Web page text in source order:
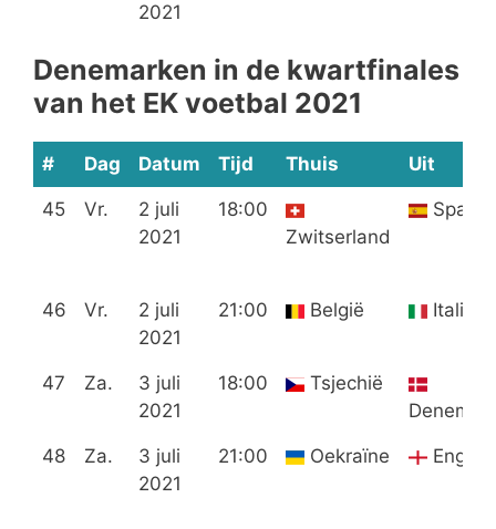
2021
Denemarken in de kwartfinales
van het EK voetbal 2021
# Dag Datum Tijd Thuis Uit
45 Vr.
2 juli
2021
18:00
Zwitserland
46 Vr.
2 juli
2021
21:00 België Italië
47 Za.
3 juli
2021
18:00
Tsjechië
48 Za.
3 juli
2021
21:00 Oekraïne